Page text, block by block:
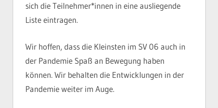
sich die Teilnehmer*innen in eine ausliegende
Liste eintragen.
Wir hoffen, dass die Kleinsten im SV 06 auch in
der Pandemie Spaß an Bewegung haben
können. Wir behalten die Entwicklungen in der
Pandemie weiter im Auge.